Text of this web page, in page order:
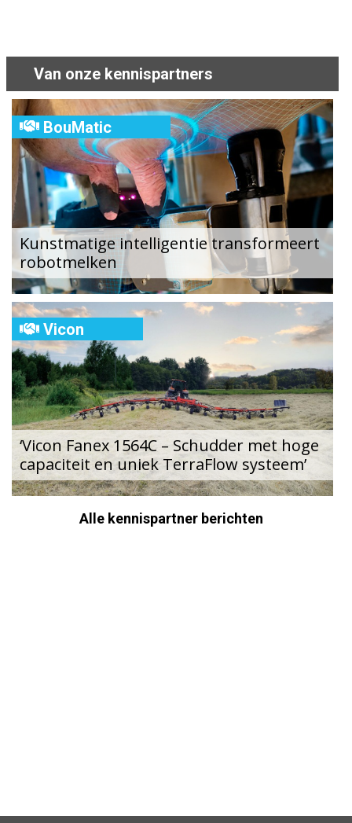
Van onze kennispartners
BouMatic
Kunstmatige intelligentie transformeert
robotmelken
Vicon
‘Vicon Fanex 1564C – Schudder met hoge
capaciteit en uniek TerraFlow systeem’
Alle kennispartner berichten